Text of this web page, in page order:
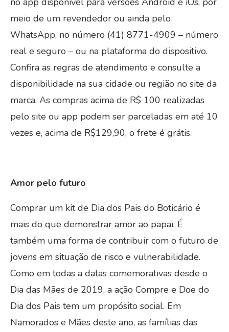
meio de um revendedor ou ainda pelo
WhatsApp, no número (41) 8771-4909 – número
real e seguro – ou na plataforma do dispositivo.
Confira as regras de atendimento e consulte a
disponibilidade na sua cidade ou região no site da
marca. As compras acima de R$ 100 realizadas
pelo site ou app podem ser parceladas em até 10
vezes e, acima de R$129,90, o frete é grátis.
Amor pelo futuro
Comprar um kit de Dia dos Pais do Boticário é
mais do que demonstrar amor ao papai. É
também uma forma de contribuir com o futuro de
jovens em situação de risco e vulnerabilidade.
Como em todas a datas comemorativas desde o
Dia das Mães de 2019, a ação Compre e Doe do
Dia dos Pais tem um propósito social. Em
Namorados e Mães deste ano, as famílias das